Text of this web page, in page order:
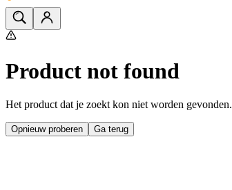
Product not found
Het product dat je zoekt kon niet worden gevonden.
Opnieuw proberen Ga terug